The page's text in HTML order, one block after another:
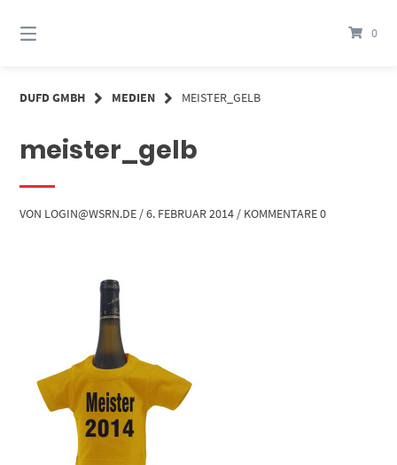
zum
Inhalt
0
DUFD GMBH MEDIEN MEISTER_GELB
meister_gelb
VON LOGIN@WSRN.DE /6. FEBRUAR 2014 / KOMMENTARE 0